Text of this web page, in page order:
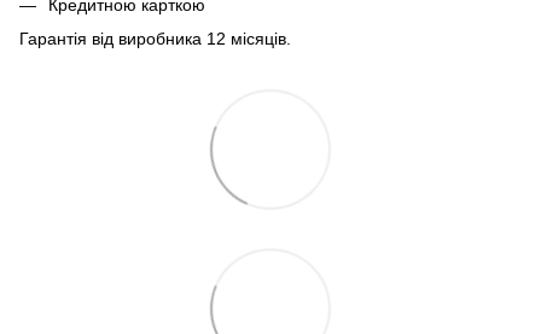
Кредитною карткою
Гарантія від виробника 12 місяців.